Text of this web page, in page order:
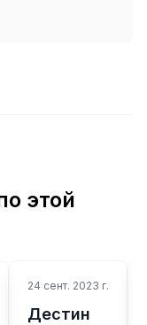
этой
24 сент. 2023 г.
Дестин